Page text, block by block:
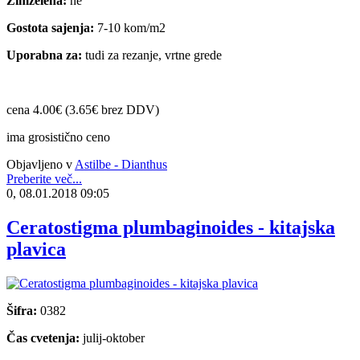
Gostota sajenja: 7-10 kom/m2
Uporabna za: tudi za rezanje, vrtne grede
cena 4.00€ (3.65€ brez DDV)
ima grosistično ceno
Objavljeno vAstilbe - Dianthus
Preberite več...
0, 08.01.2018 09:05
Ceratostigma plumbaginoides - kitajska
plavica
Šifra: 0382
Čas cvetenja: julij-oktober